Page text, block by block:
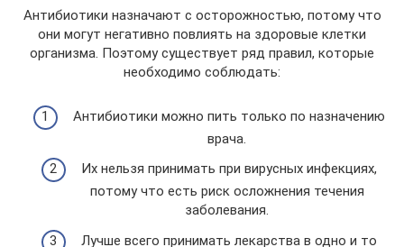
Антибиотики назначают с осторожностью, потому что
они могут негативно повлиять на здоровые клетки
организма. Поэтому существует ряд правил, которые
необходимо соблюдать:
Антибиотики можно пить только по назначению
врача.
Их нельзя принимать при вирусных инфекциях,
потому что есть риск осложнения течения
заболевания.
Лучше всего принимать лекарства в одно и то